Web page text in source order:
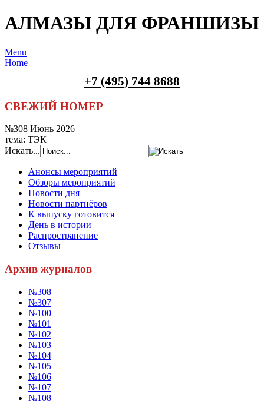
АЛМАЗЫ ДЛЯ ФРАНШИЗЫ
Menu
Home
+7 (495) 744 8688
СВЕЖИЙ НОМЕР
№308 Июнь 2026
тема: ТЭК
Искать...
Анонсы мероприятий
Обзоры мероприятий
Новости дня
Новости партнёров
К выпуску готовится
День в истории
Распространение
Отзывы
Архив журналов
№308
№307
№100
№101
№102
№103
№104
№105
№106
№107
№108